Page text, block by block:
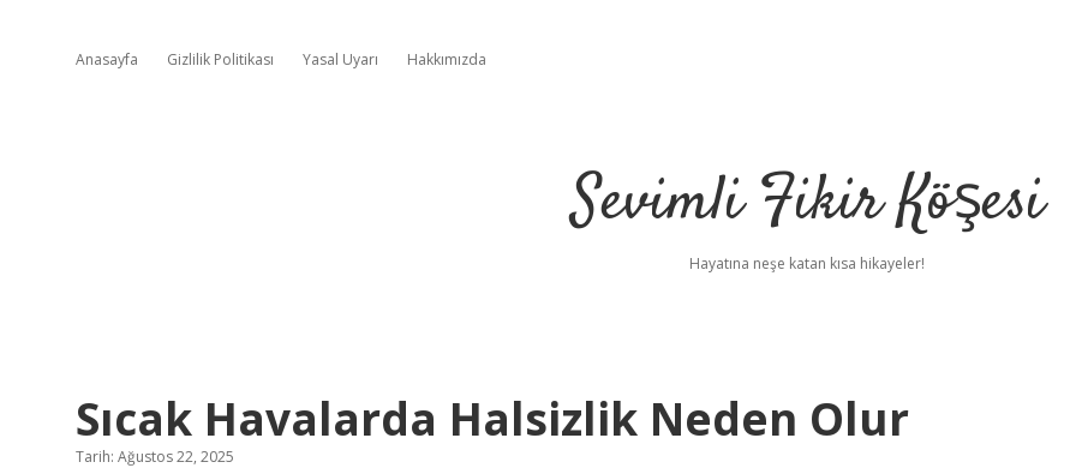
Anasayfa Gizlilik Politikası Yasal Uyarı Hakkımızda
Sevimli Fikir Köşesi
Hayatına neşe katan kısa hikayeler!
Sıcak Havalarda Halsizlik Neden Olur
Tarih: Ağustos 22, 2025